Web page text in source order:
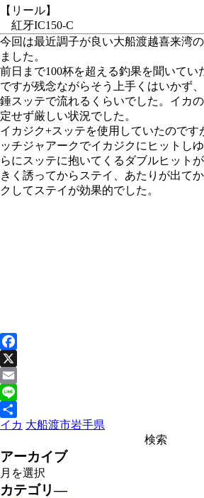
【リール】
紅牙IC150-C
今回は最近調子が良い大船渡越喜来湾
ました。
前日まで100杯を超える釣果を聞いてい
ですが残念ながらそう上手くはいかず
錘スッテで流れるくらいでした。イカ
定せず厳しい状況でした。
イカジク+スッテを使用していたのです
ッチジャアークでイカジクにヒットし
らにスッテに抱いてくるダブルヒット
きく誘ってからステイ、あたりが出て
クしてステイが効果的でした。
Facebook
X
Email
Line
共
イカ 大船渡市岩手県
アーカイブ
カテゴリ―